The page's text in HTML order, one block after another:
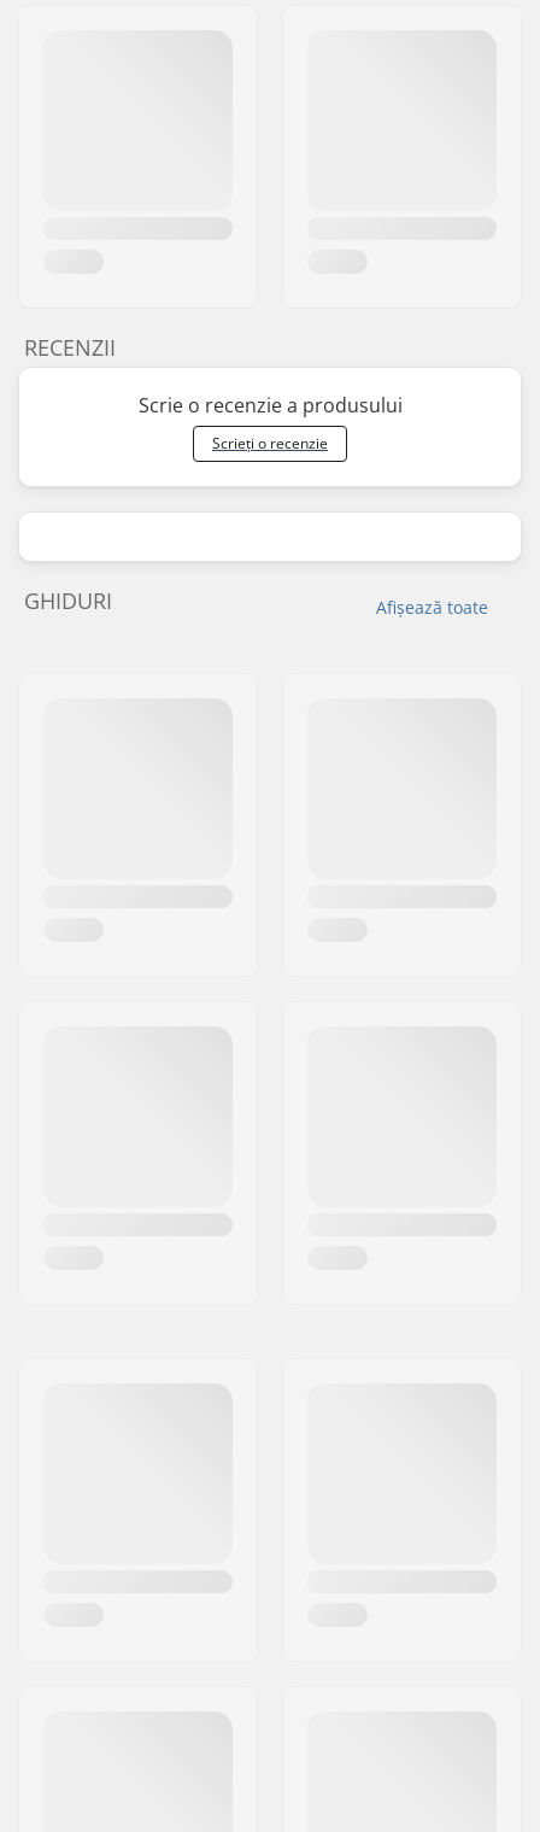
RECENZII
Scrie o recenzie a produsului
Scrieți o recenzie
Afișează toate
GHIDURI